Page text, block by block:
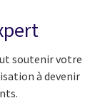
soutenir votre
à devenir